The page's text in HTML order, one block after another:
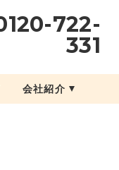
722-
331
会社紹介